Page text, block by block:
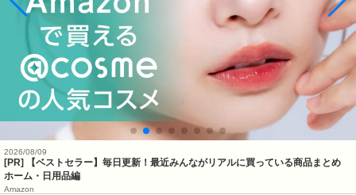
2026/08/09
[PR] 【ベストセラー】毎日更新！最近みんながリアルに買っている商品まとめ
ホーム・日用品編
Amazon